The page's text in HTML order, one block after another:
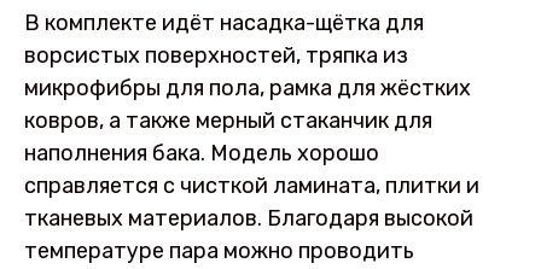
В комплекте идёт насадка-щётка для
ворсистых поверхностей, тряпка из
микрофибры для пола, рамка для жёстких
ковров, а также мерный стаканчик для
наполнения бака. Модель хорошо
справляется с чисткой ламината, плитки и
тканевых материалов. Благодаря высокой
температуре пара можно проводить